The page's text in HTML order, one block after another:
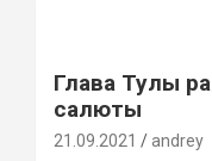
Глава Тулы
салюты
21.09.2021 andrey